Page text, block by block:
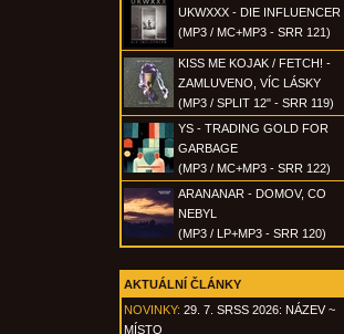
UKWXXX - DIE INFLUENCER
(MP3 / MC+MP3 - SRR 121)
KISS ME KOJAK / FETCH! -
ZAMLUVENO, VÍC LÁSKY
(MP3 / SPLIT 12" - SRR 119)
YS - TRADING GOLD FOR
GARBAGE
(MP3 / MC+MP3 - SRR 122)
ARANANAR - DOMOV, CO
NEBYL
(MP3 / LP+MP3 - SRR 120)
AKTUÁLNÍ ČLÁNKY
NOVINKY: 29. 7. SRSS 2026: NÁZEV ~
MÍSTO